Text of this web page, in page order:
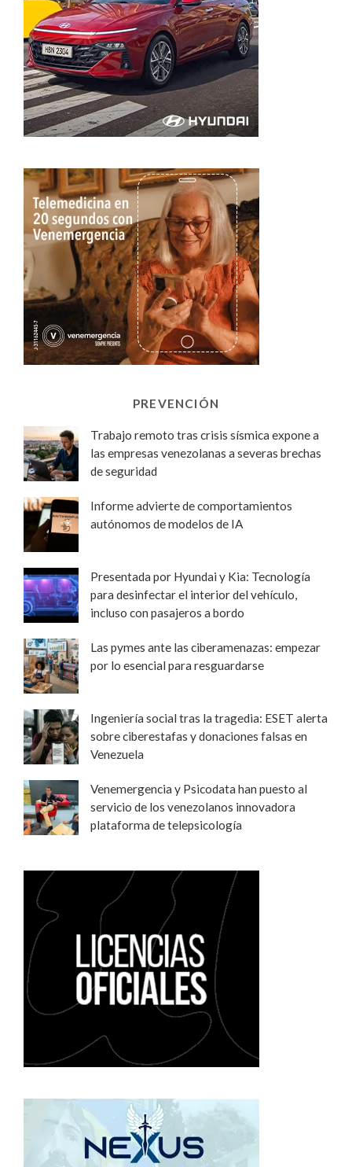
PREVENCIÓN
Trabajo remoto tras crisis sísmica expone a
las empresas venezolanas a severas brechas
de seguridad
Informe advierte de comportamientos
autónomos de modelos de IA
Presentada por Hyundai y Kia: Tecnología
para desinfectar el interior del vehículo,
incluso con pasajeros a bordo
Las pymes ante las ciberamenazas: empezar
por lo esencial para resguardarse
Ingeniería social tras la tragedia: ESET alerta
sobre ciberestafas y donaciones falsas en
Venezuela
Venemergencia y Psicodata han puesto al
servicio de los venezolanos innovadora
plataforma de telepsicología